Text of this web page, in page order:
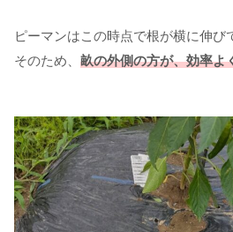
ピーマンはこの時点で根が横に伸び
そのため、 畝の外側の方が、効率よ